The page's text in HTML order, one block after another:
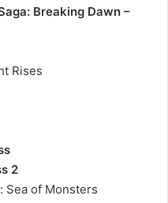
Breaking Dawn –
Rises
2
Sea of Monsters